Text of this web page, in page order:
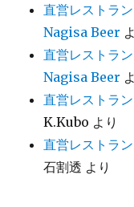
直営レストラ
Nagisa Beer
直営レストラ
Nagisa Beer
直営レストラ
K.Kubo より
直営レストラ
石割透 より